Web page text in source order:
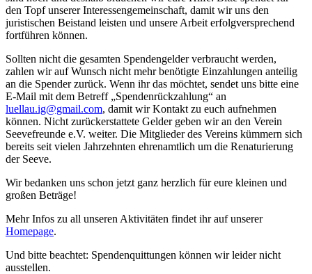
den Topf unserer Interessengemeinschaft, damit wir uns den
juristischen Beistand leisten und unsere Arbeit erfolgversprechend
fortführen können.
Sollten nicht die gesamten Spendengelder verbraucht werden,
zahlen wir auf Wunsch nicht mehr benötigte Einzahlungen anteilig
an die Spender zurück. Wenn ihr das möchtet, sendet uns bitte eine
E-Mail mit dem Betreff „Spendenrückzahlung“ an
luellau.ig@gmail.com, damit wir Kontakt zu euch aufnehmen
können. Nicht zurückerstattete Gelder geben wir an den Verein
Seevefreunde e.V. weiter. Die Mitglieder des Vereins kümmern sich
bereits seit vielen Jahrzehnten ehrenamtlich um die Renaturierung
der Seeve.
Wir bedanken uns schon jetzt ganz herzlich für eure kleinen und
großen Beträge!
Mehr Infos zu all unseren Aktivitäten findet ihr auf unserer
Homepage.
Und bitte beachtet: Spendenquittungen können wir leider nicht
ausstellen.